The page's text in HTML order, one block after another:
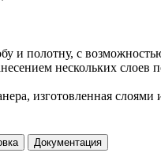
и полотну, с
нескольких
изготовленная слоями
Документация